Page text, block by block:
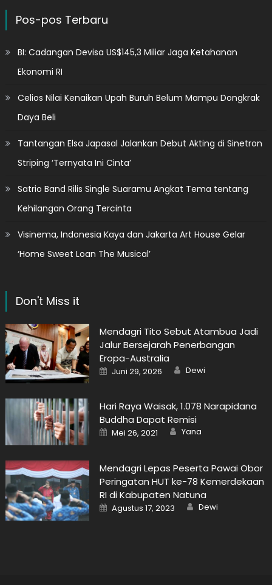
Pos-pos Terbaru
BI: Cadangan Devisa US$145,3 Miliar Jaga Ketahanan
Ekonomi RI
Celios Nilai Kenaikan Upah Buruh Belum Mampu Dongkrak
Daya Beli
Tantangan Elsa Japasal Jalankan Debut Akting di Sinetron
Striping ‘Ternyata Ini Cinta’
Satrio Band Rilis Single Suaramu Angkat Tema tentang
Kehilangan Orang Tercinta
Visinema, Indonesia Kaya dan Jakarta Art House Gelar
‘Home Sweet Loan The Musical’
Don't Miss it
Mendagri Tito Sebut Atambua Jadi
Jalur Bersejarah Penerbangan
Eropa-Australia
Posted
on
Juni 29, 2026 Author
Dewi
Hari Raya Waisak, 1.078 Narapidana
Buddha Dapat Remisi
Posted
on
Mei 26, 2021 Author
Yana
Mendagri Lepas Peserta Pawai Obor
Peringatan HUT ke-78 Kemerdekaan
RI di Kabupaten Natuna
Posted
on
Agustus 17, 2023 Author
Dewi